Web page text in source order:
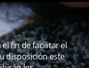
fin de facilitar el
disposición este